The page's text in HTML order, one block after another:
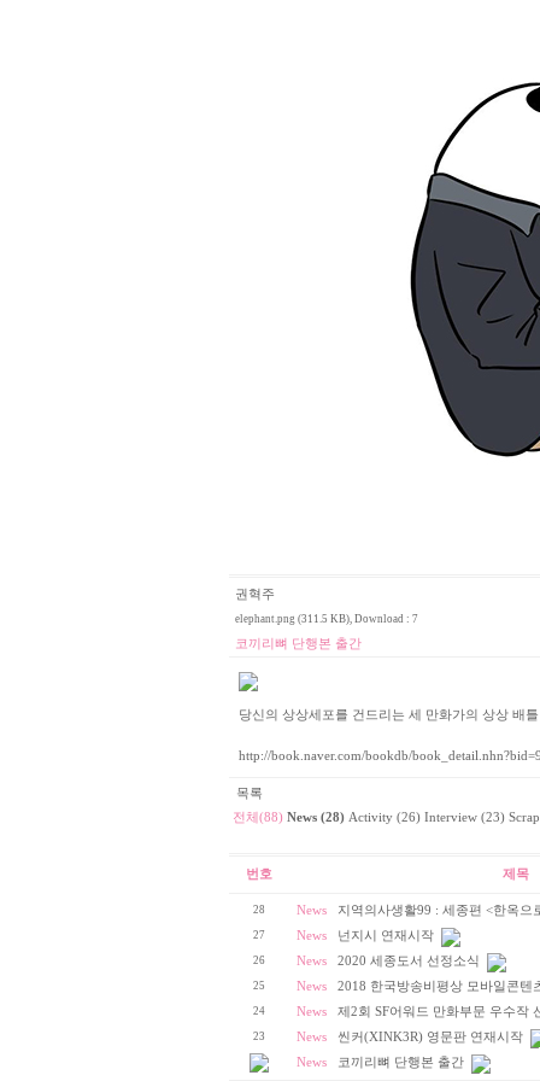
권혁주
elephant.png (311.5 KB), Download : 7
코끼리뼈 단행본 출간
당신의 상상세포를 건드리는 세 만화가의 상상 배
http://book.naver.com/bookdb/
목록
전체(88) News (28) Activity (26) Interview (23)
번호 제목
28 News 지역의사생활99 : 세종편 <한옥으
27 News 넌지시 연재시작
26 News 2020 세종도서 선정소식
25 News 2018 한국방송비평상 모바일콘텐
24 News 제2회 SF어워드 만화부문 우수작
23 News
씬커(XINK3R) 영문판 연재시작
News
코끼리뼈 단행본 출간